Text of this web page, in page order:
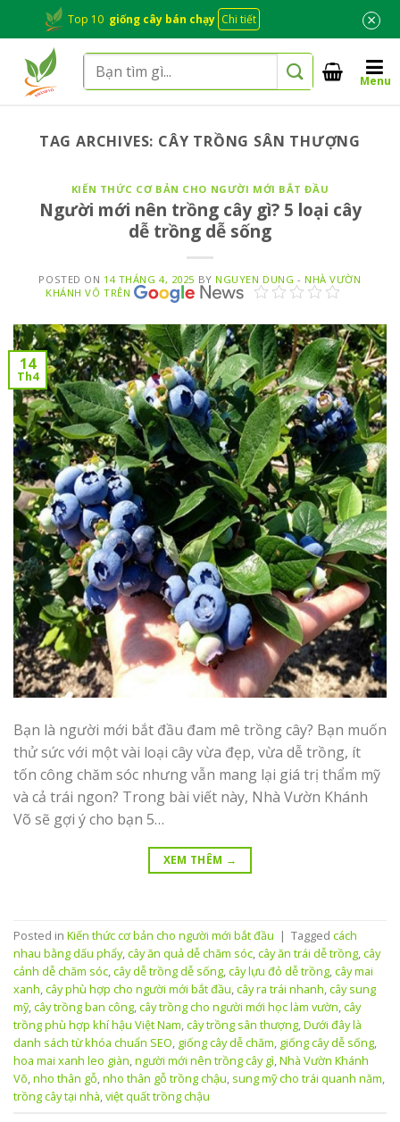
content
Top 10 giống cây bán chạy Chi tiết ×
Tìm
kiếm:
Menu
TAG ARCHIVES: CÂY TRỒNG SÂN THƯỢNG
KIẾN THỨC CƠ BẢN CHO NGƯỜI MỚI BẮT ĐẦU
Người mới nên trồng cây gì? 5 loại cây
dễ trồng dễ sống
POSTED ON 14 THÁNG 4, 2025 BY NGUYEN DUNG - NHÀ VƯỜN
KHÁNH VÕ TRÊN
14
Th4
Bạn là người mới bắt đầu đam mê trồng cây? Bạn muốn
thử sức với một vài loại cây vừa đẹp, vừa dễ trồng, ít
tốn công chăm sóc nhưng vẫn mang lại giá trị thẩm mỹ
và cả trái ngon? Trong bài viết này, Nhà Vườn Khánh
Võ sẽ gợi ý cho bạn 5…
XEM THÊM →
Posted in Kiến thức cơ bản cho người mới bắt đầu | Tagged cách
nhau bằng dấu phẩy,cây ăn quả dễ chăm sóc,cây ăn trái dễ trồng,cây
cảnh dễ chăm sóc,cây dễ trồng dễ sống,cây lựu đỏ dễ trồng,cây mai
xanh,cây phù hợp cho người mới bắt đầu,cây ra trái nhanh,cây sung
mỹ,cây trồng ban công,cây trồng cho người mới học làm vườn,cây
trồng phù hợp khí hậu Việt Nam,cây trồng sân thượng,Dưới đây là
danh sách từ khóa chuẩn SEO, giống cây dễ chăm, giống cây dễ sống,
hoa mai xanh leo giàn,người mới nên trồng cây gì,Nhà Vườn Khánh
Võ,nho thân gỗ,nho thân gỗ trồng chậu, sung mỹ cho trái quanh năm,
trồng cây tại nhà,việt quất trồng chậu